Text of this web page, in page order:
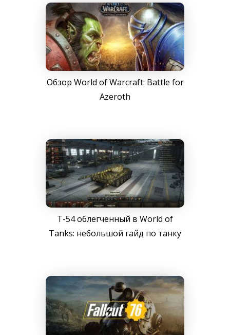
Обзор World of Warcraft: Battle for
Azeroth
Т-54 облегченный в World of
Tanks: небольшой гайд по танку